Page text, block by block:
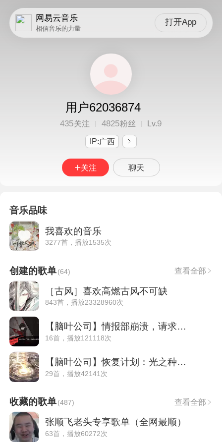
网易云音乐
相信音乐的力量
打开App
用户62036874
435关注 4825粉丝 Lv.9
IP:广西
关注 聊天
音乐品味
我喜欢的音乐
3277首，播放1535次
创建的歌单(64) 查看全部
［古风］喜欢高燃古风不可缺
843首，播放23328960次
【脑叶公司】情报部崩溃，请求支援主管……
16首，播放121118次
【脑叶公司】恢复计划：光之种——救世
29首，播放42141次
收藏的歌单(487) 查看全部
张顺飞老头专享歌单（全网最顺）
63首，播放60272次